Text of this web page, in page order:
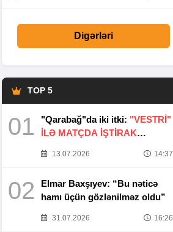
Digərləri
TOP 5
01 "Qarabağ"da iki itki: "VESTRİ"
İLƏ MATÇDA İŞTİRAK
13.07.2026 14:37
02
Elmar Baxşıyev: “Bu nəticə
hamı üçün gözlənilməz oldu”
31.07.2026 16:26